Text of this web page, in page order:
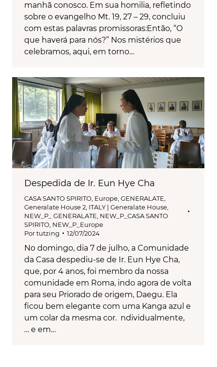
manhã conosco. Em sua homilia, refletindo
sobre o evangelho Mt. 19, 27 – 29, concluiu
com estas palavras promissoras:Então, “O
que haverá para nós?” Nos mistérios que
celebramos, aqui, em torno…
Despedida de Ir. Eun Hye Cha
CASA SANTO SPIRITO Europe GENERALATE
Generalate House 2 ITALY | Generalate House
NEW_P_ GENERALATE NEW_P_CASA SANTO
SPIRITO NEW_P_Europe
Portutzing 12/07/2024
No domingo, dia 7 de julho, a Comunidade
da Casa despediu-se de Ir. Eun Hye Cha,
que, por 4 anos, foi membro da nossa
comunidade em Roma, indo agora de volta
para seu Priorado de origem, Daegu. Ela
ficou bem elegante com uma Kanga azul e
um colar da mesma cor. ndividualmente,
… e em…